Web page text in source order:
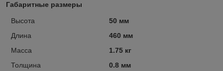
Габаритные размеры
Высота
50 мм
Длина
460 мм
Масса
1.75 кг
Толщина
0.8 мм